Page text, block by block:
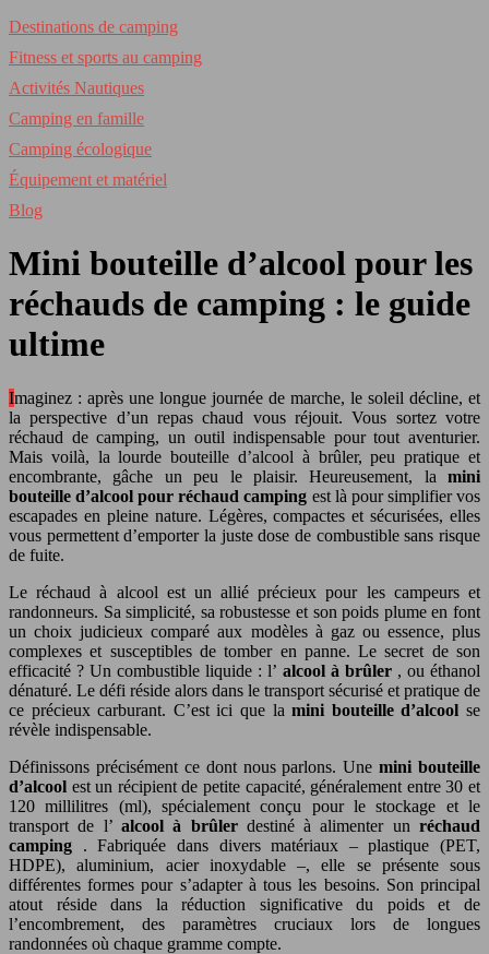
Destinations de camping
Fitness et sports au camping
Activités Nautiques
Camping en famille
Camping écologique
Équipement et matériel
Blog
Mini bouteille d’alcool pour les
réchauds de camping : le guide
ultime
Imaginez : après une longue journée de marche, le soleil décline, et
la perspective d’un repas chaud vous réjouit. Vous sortez votre
réchaud de camping, un outil indispensable pour tout aventurier.
Mais voilà, la lourde bouteille d’alcool à brûler, peu pratique et
encombrante, gâche un peu le plaisir. Heureusement, la mini
bouteille d’alcool pour réchaud camping est là pour simplifier vos
escapades en pleine nature. Légères, compactes et sécurisées, elles
vous permettent d’emporter la juste dose de combustible sans risque
de fuite.
Le réchaud à alcool est un allié précieux pour les campeurs et
randonneurs. Sa simplicité, sa robustesse et son poids plume en font
un choix judicieux comparé aux modèles à gaz ou essence, plus
complexes et susceptibles de tomber en panne. Le secret de son
efficacité ? Un combustible liquide : l’ alcool à brûler , ou éthanol
dénaturé. Le défi réside alors dans le transport sécurisé et pratique de
ce précieux carburant. C’est ici que lamini bouteille d’alcoolse
révèle indispensable.
Définissons précisément ce dont nous parlons. Unemini bouteille
d’alcool est un récipient de petite capacité, généralement entre 30 et
120 millilitres (ml), spécialement conçu pour le stockage et le
transport de l’ alcool à brûler destiné à alimenter unréchaud
camping . Fabriquée dans divers matériaux – plastique (PET,
HDPE), aluminium, acier inoxydable –, elle se présente sous
différentes formes pour s’adapter à tous les besoins. Son principal
atout réside dans la réduction significative du poids et de
l’encombrement, des paramètres cruciaux lors de longues
randonnées où chaque gramme compte.